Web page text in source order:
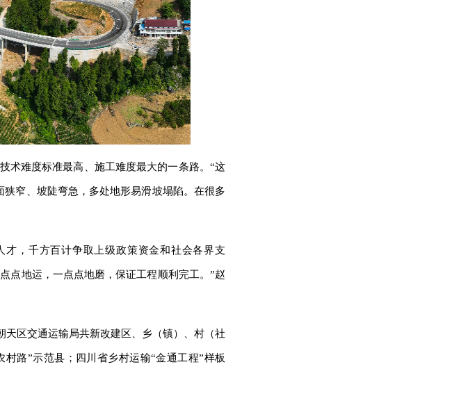
术难度标准最高、施工难度最大的一条路。“这
窄、坡陡弯急，多处地形易滑坡塌陷。在很多
，千方百计争取上级政策资金和社会各界支
点地运，一点点地磨，保证工程顺利完工。”赵
天区交通运输局共新改建区、乡（镇）、村（社
路”示范县；四川省乡村运输“金通工程”样板